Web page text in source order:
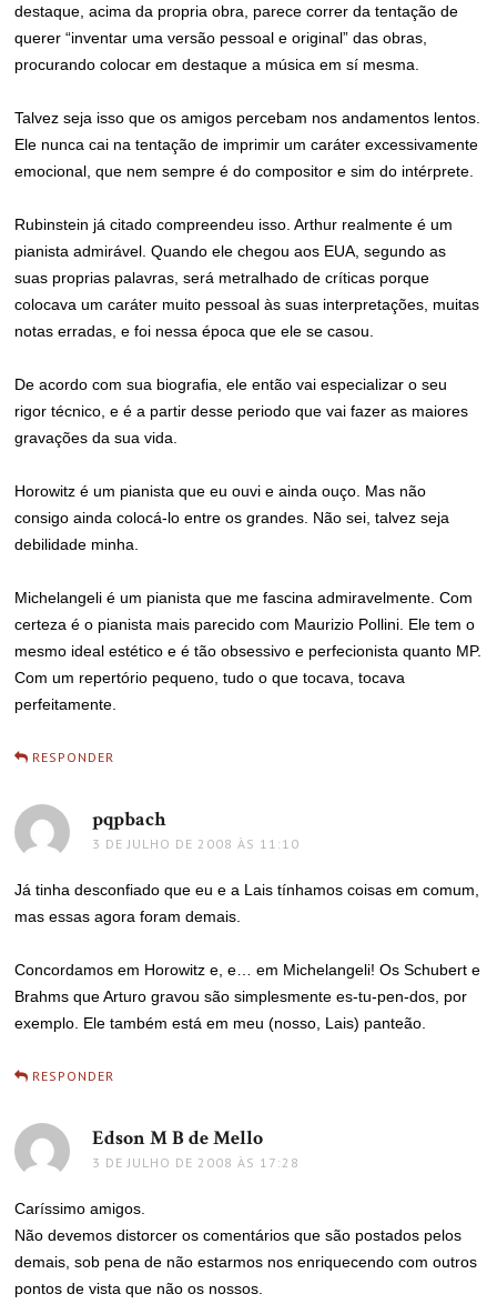
destaque, acima da propria obra, parece correr da tentação de
querer “inventar uma versão pessoal e original” das obras,
procurando colocar em destaque a música em sí mesma.
Talvez seja isso que os amigos percebam nos andamentos lentos.
Ele nunca cai na tentação de imprimir um caráter excessivamente
emocional, que nem sempre é do compositor e sim do intérprete.
Rubinstein já citado compreendeu isso. Arthur realmente é um
pianista admirável. Quando ele chegou aos EUA, segundo as
suas proprias palavras, será metralhado de críticas porque
colocava um caráter muito pessoal às suas interpretações, muitas
notas erradas, e foi nessa época que ele se casou.
De acordo com sua biografia, ele então vai especializar o seu
rigor técnico, e é a partir desse periodo que vai fazer as maiores
gravações da sua vida.
Horowitz é um pianista que eu ouvi e ainda ouço. Mas não
consigo ainda colocá-lo entre os grandes. Não sei, talvez seja
debilidade minha.
Michelangeli é um pianista que me fascina admiravelmente. Com
certeza é o pianista mais parecido com Maurizio Pollini. Ele tem o
mesmo ideal estético e é tão obsessivo e perfecionista quanto MP.
Com um repertório pequeno, tudo o que tocava, tocava
perfeitamente.
RESPONDER
pqpbachdisse:
3 DE JULHO DE 2008 ÀS 11:10
Já tinha desconfiado que eu e a Lais tínhamos coisas em comum,
mas essas agora foram demais.
Concordamos em Horowitz e, e… em Michelangeli! Os Schubert e
Brahms que Arturo gravou são simplesmente es-tu-pen-dos, por
exemplo. Ele também está em meu (nosso, Lais) panteão.
RESPONDER
Edson M B de Mello
3 DE JULHO DE 2008 ÀS 17:28
Caríssimo amigos.
Não devemos distorcer os comentários que são postados pelos
demais, sob pena de não estarmos nos enriquecendo com outros
pontos de vista que não os nossos.